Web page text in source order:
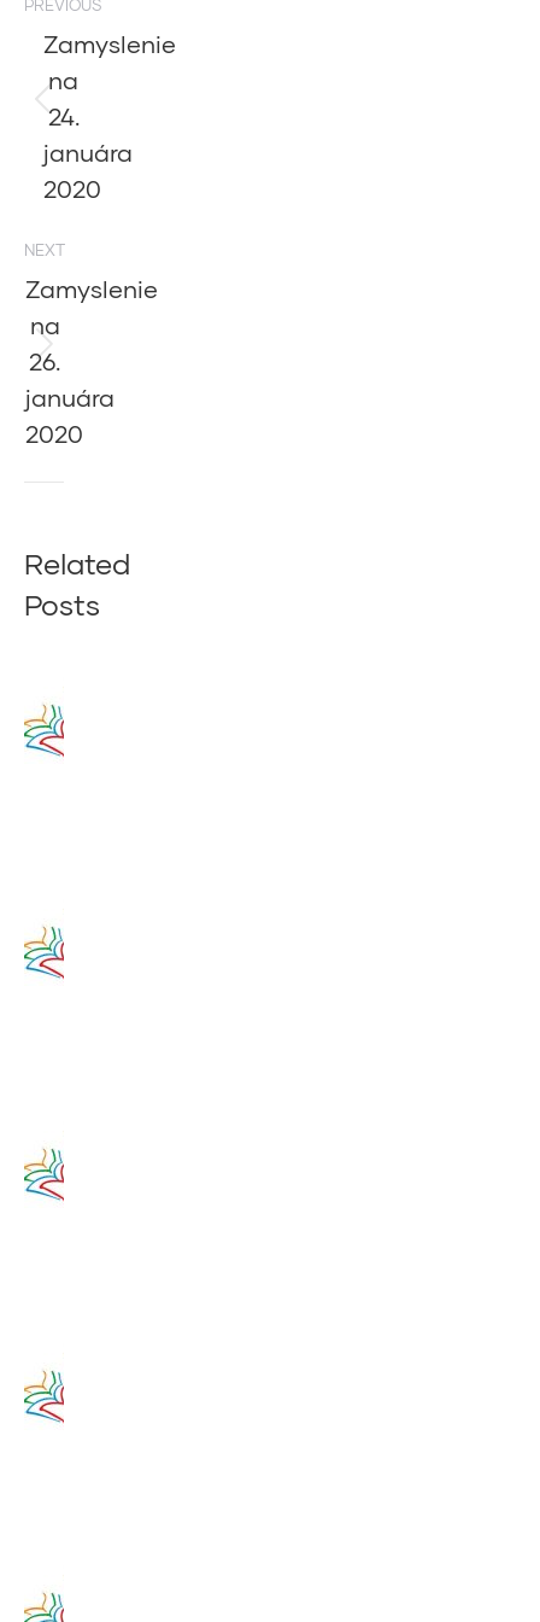
navigation
PREVIOUS
Previous
post:
Zamyslenie
na
24.
januára
2020
NEXT
Next
post:
Zamyslenie
na
26.
januára
2020
Related
Posts